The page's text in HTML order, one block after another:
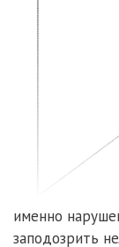
именно
заподозрить